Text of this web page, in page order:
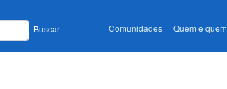
Buscar Comunidades Quem é quem